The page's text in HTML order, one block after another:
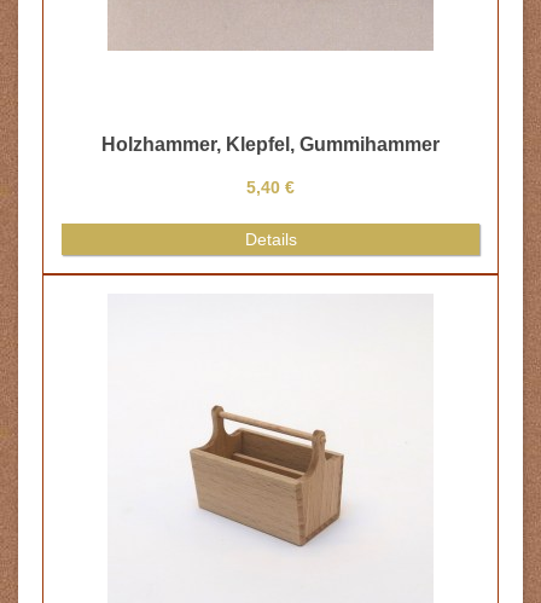
Holzhammer, Klepfel, Gummihammer
5,40 €
Details